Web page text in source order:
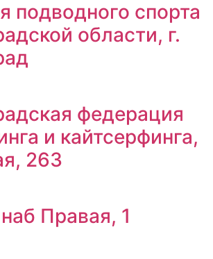
подводного спорта
области, г.
федерация
и кайтсерфинга,
263
Правая, 1